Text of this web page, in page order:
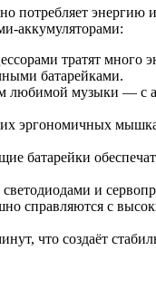
потребляет
аккумуляторами:
тратят много
батарейками.
любимой музыки — с
эргономичных
батарейки
и
справляются с
что создаёт